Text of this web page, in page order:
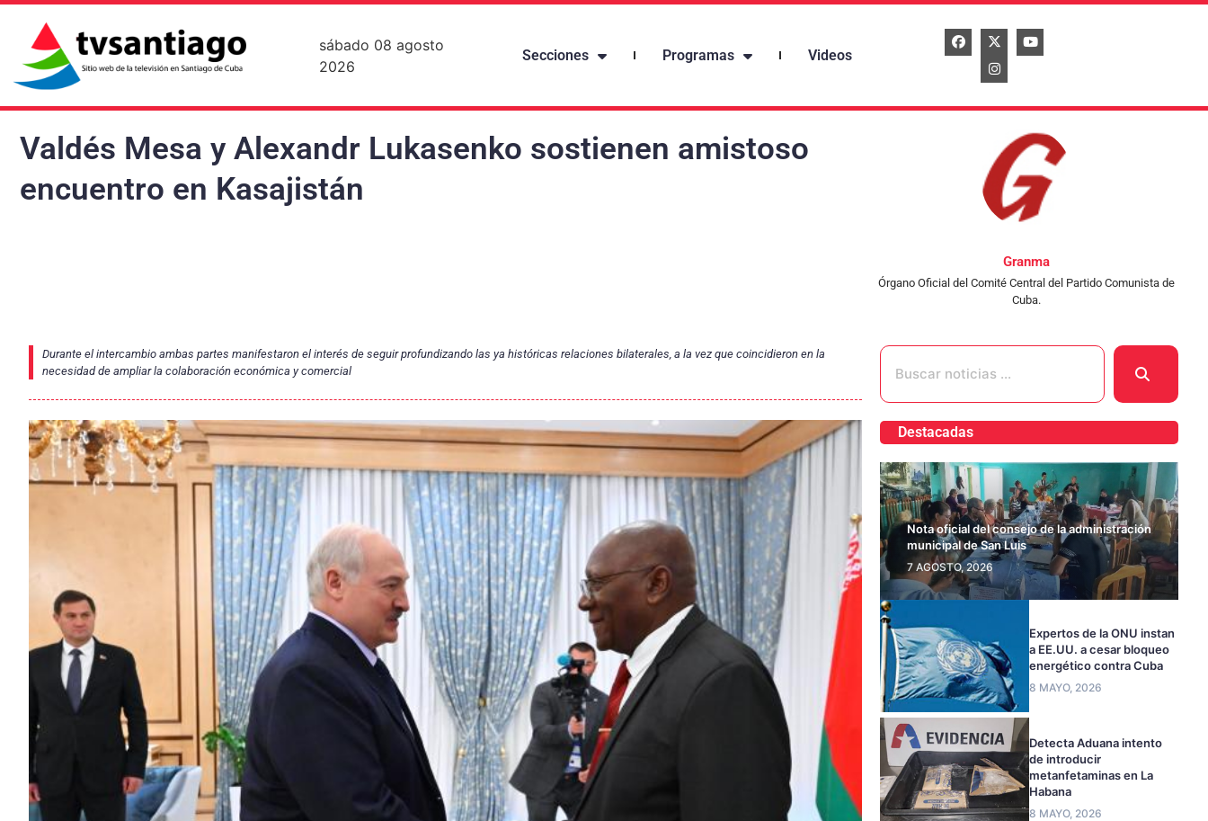
sábado 08 agosto
2026
Secciones Programas Videos
Valdés Mesa y Alexandr Lukasenko sostienen amistoso
encuentro en Kasajistán
Granma
Órgano Oficial del Comité Central del Partido Comunista de
Cuba.
Durante el intercambio ambas partes manifestaron el interés de seguir profundizando las ya históricas relaciones bilaterales, a la vez que coincidieron en la
necesidad de ampliar la colaboración económica y comercial
Destacadas
Nota oficial del consejo de la administración
municipal de San Luis
7 AGOSTO, 2026
Expertos de la ONU instan
a EE.UU. a cesar bloqueo
energético contra Cuba
8 MAYO, 2026
Detecta Aduana intento
de introducir
metanfetaminas en La
Habana
8 MAYO, 2026